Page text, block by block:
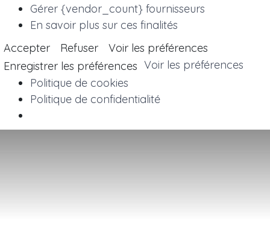
Gérer {vendor_count} fournisseurs
En savoir plus sur ces finalités
Accepter
Refuser
Voir les préférences
Enregistrer les préférences Voir les préférences
Politique de cookies
Politique de confidentialité